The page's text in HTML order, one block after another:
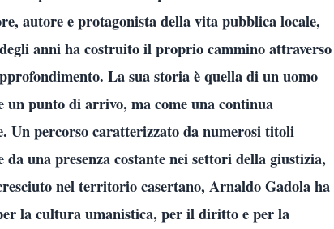
autore e protagonista della vita pubblica locale,
anni ha costruito il proprio cammino attraverso
La sua storia è quella di un uomo
un punto di arrivo, ma come una continua
Un percorso caratterizzato da numerosi titoli
una presenza costante nei settori della giustizia,
nel territorio casertano, Arnaldo Gadola ha
la cultura umanistica, per il diritto e per la